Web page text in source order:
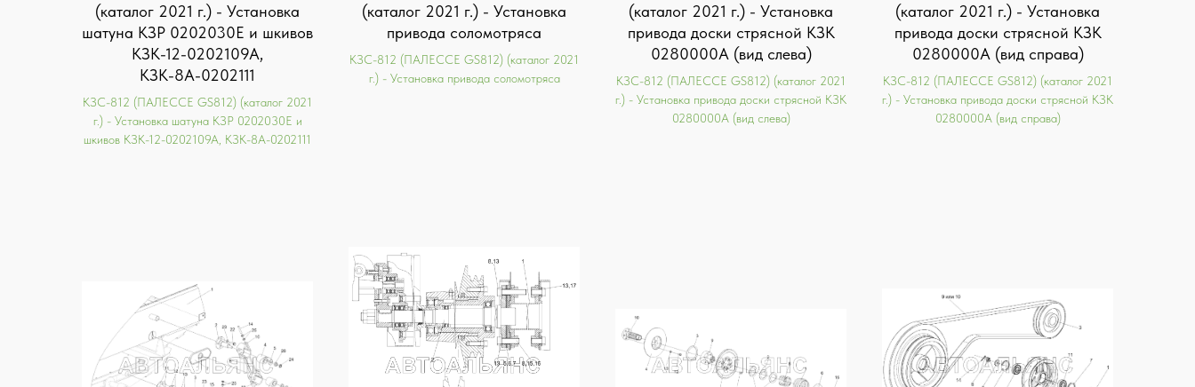
(каталог 2021 г.) - Установка
шатуна КЗР 0202030Е и шкивов
КЗК-12-0202109А,
КЗК-8А-0202111
KЗС-812 (ПАЛЕССЕ GS812) (каталог 2021
г.) - Установка шатуна КЗР 0202030Е и
шкивов КЗК-12-0202109А, КЗК-8А-0202111
(каталог 2021 г.) - Установка
привода соломотряса
KЗС-812 (ПАЛЕССЕ GS812) (каталог 2021
г.) - Установка привода соломотряса
(каталог 2021 г.) - Установка
привода доски стрясной КЗК
0280000А (вид слева)
KЗС-812 (ПАЛЕССЕ GS812) (каталог 2021
г.) - Установка привода доски стрясной КЗК
0280000А (вид слева)
(каталог 2021 г.) - Установка
привода доски стрясной КЗК
0280000А (вид справа)
KЗС-812 (ПАЛЕССЕ GS812) (каталог 2021
г.) - Установка привода доски стрясной КЗК
0280000А (вид справа)